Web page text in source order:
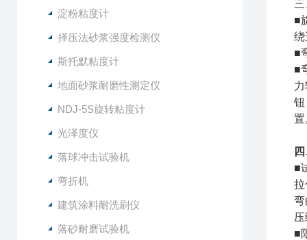
淀粉粘度计
择压法砂浆强度检测仪
斯托默粘度计
地面砂浆耐磨性测定仪
NDJ-5S旋转粘度计
光泽度仪
落球冲击试验机
弯折机
建筑涂料耐洗刷仪
落砂耐磨试验机
■
绕
■
■
钮
置
■
拉
弯
■